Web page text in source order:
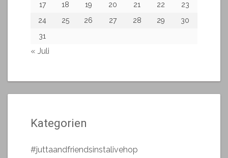
17 18 19 20 21 22
23
24
25 26 27 28 29
30
31
« Juli
Kategorien
#juttaandfriendsinstalivehop